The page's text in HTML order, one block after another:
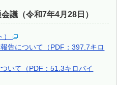
議（令和7年4月28日）
）
告について（PDF：397.7キロ
いて（PDF：51.3キロバイ